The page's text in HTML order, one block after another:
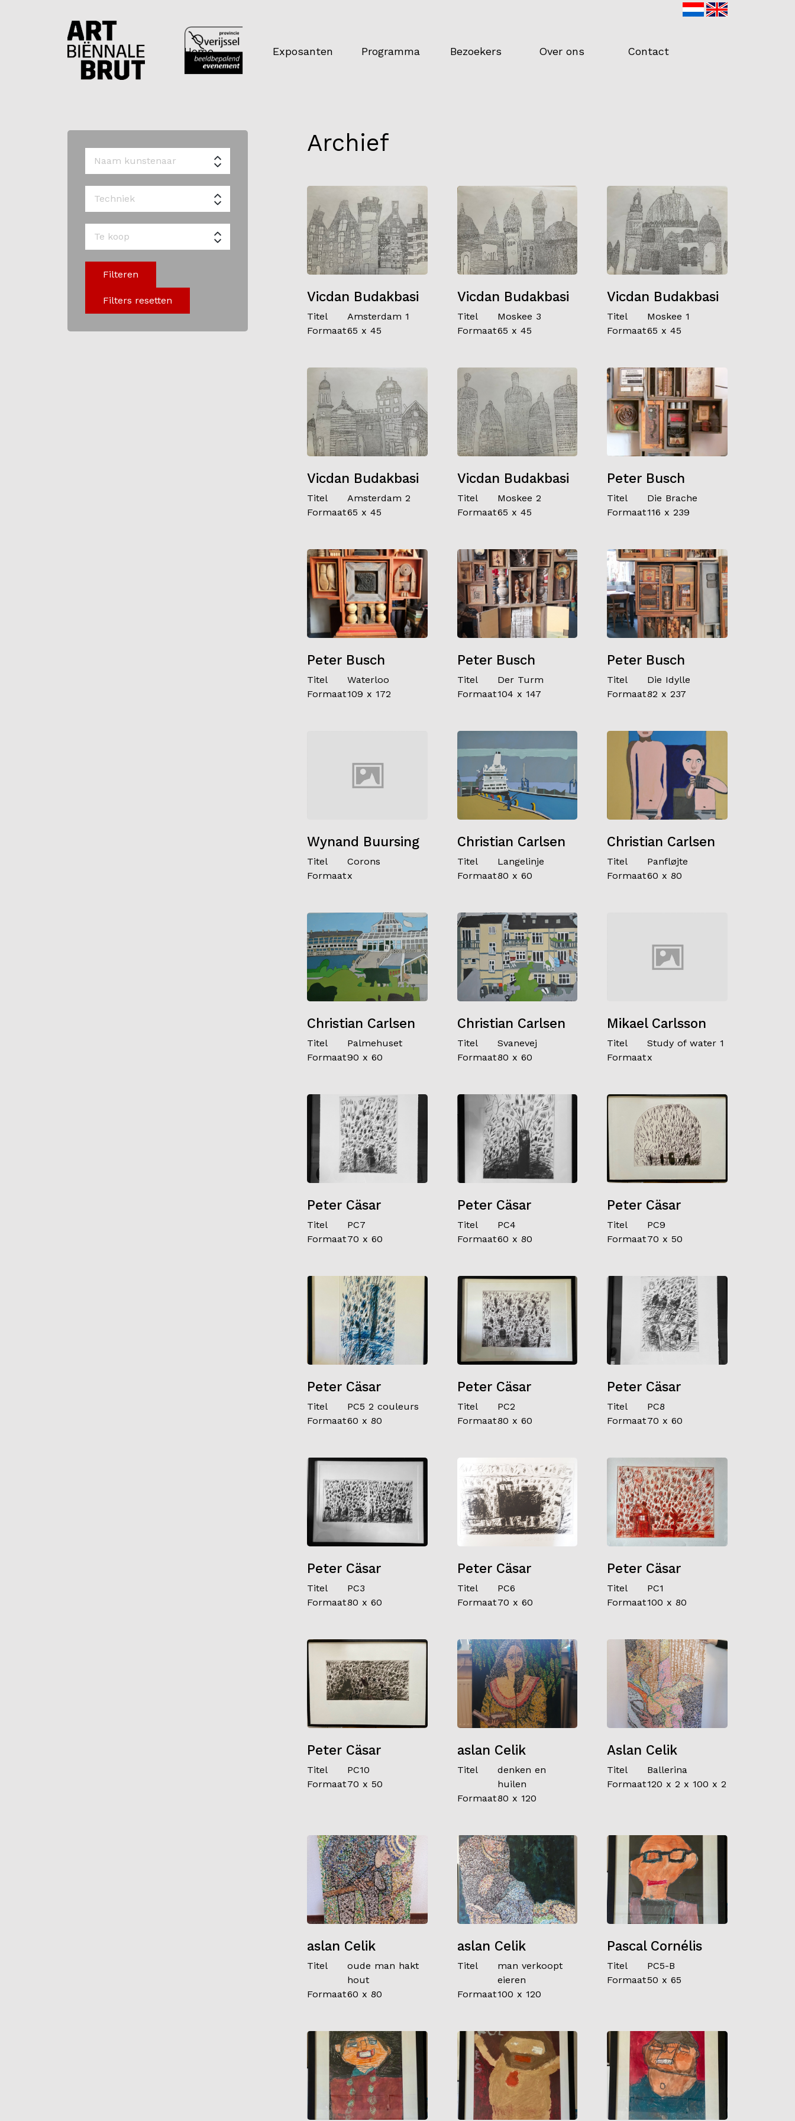
Home Exposanten Programma Bezoekers Over ons Contact
Home
Exposanten
2026
Programma
Onderwijs
Filteren
Filters resetten
Archief
Vicdan Budakbasi
Titel
Amsterdam 1
Formaat65 x 45
Vicdan Budakbasi
Titel
Moskee 3
Formaat65 x 45
Vicdan Budakbasi
Titel
Moskee 1
Formaat65 x 45
Vicdan Budakbasi
Titel
Amsterdam 2
Formaat65 x 45
Vicdan Budakbasi
Titel
Moskee 2
Formaat65 x 45
Peter Busch
Titel
Die Brache
Formaat116 x 239
Peter Busch
Titel
Waterloo
Formaat109 x 172
Peter Busch
Titel
Der Turm
Formaat104 x 147
Peter Busch
Titel
Die Idylle
Formaat82 x 237
Wynand Buursing
Titel
Corons
Formaatx
Christian Carlsen
Titel
Langelinje
Formaat80 x 60
Christian Carlsen
Titel
Panfløjte
Formaat60 x 80
Christian Carlsen
Titel
Palmehuset
Formaat90 x 60
Christian Carlsen
Titel
Svanevej
Formaat80 x 60
Mikael Carlsson
Titel
Study of water 1
Formaatx
Peter Cäsar
Titel
PC7
Formaat70 x 60
Peter Cäsar
Titel
PC4
Formaat60 x 80
Peter Cäsar
Titel
PC9
Formaat70 x 50
Peter Cäsar
Titel
PC5 2 couleurs
Formaat60 x 80
Peter Cäsar
Titel
PC2
Formaat80 x 60
Peter Cäsar
Titel
PC8
Formaat70 x 60
Peter Cäsar
Titel
PC3
Formaat80 x 60
Peter Cäsar
Titel
PC6
Formaat70 x 60
Peter Cäsar
Titel
PC1
Formaat100 x 80
Peter Cäsar
Titel
PC10
Formaat70 x 50
aslan Celik
Titel
denken en
huilen
Formaat80 x 120
Aslan Celik
Titel
Ballerina
Formaat120 x 2 x 100 x 2
aslan Celik
Titel
oude man hakt
hout
Formaat60 x 80
aslan Celik
Titel
man verkoopt
eieren
Formaat100 x 120
Pascal Cornélis
Titel
PC5-B
Formaat50 x 65